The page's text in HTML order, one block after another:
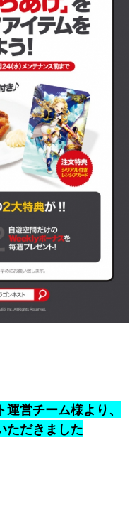
運営チーム様より、
ただきました